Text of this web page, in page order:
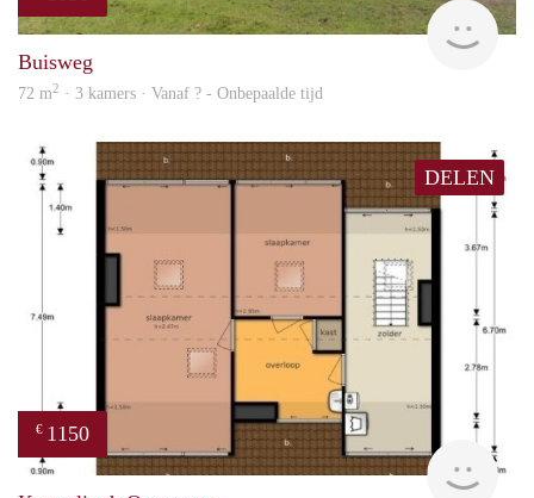
Buisweg
72 m2 · 3 kamers · Vanaf ? - Onbepaalde tijd
DELEN
€ 1150